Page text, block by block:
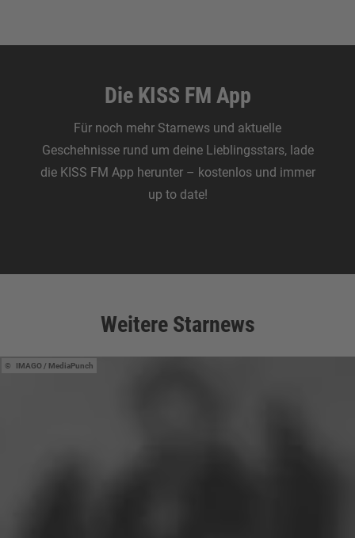
Die KISS FM App
Für noch mehr Starnews und aktuelle
Geschehnisse rund um deine Lieblingsstars, lade
die KISS FM App herunter – kostenlos und immer
up to date!
Weitere Starnews
IMAGO / MediaPunch